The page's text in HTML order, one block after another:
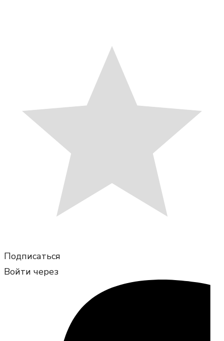
Подписаться
Войти через